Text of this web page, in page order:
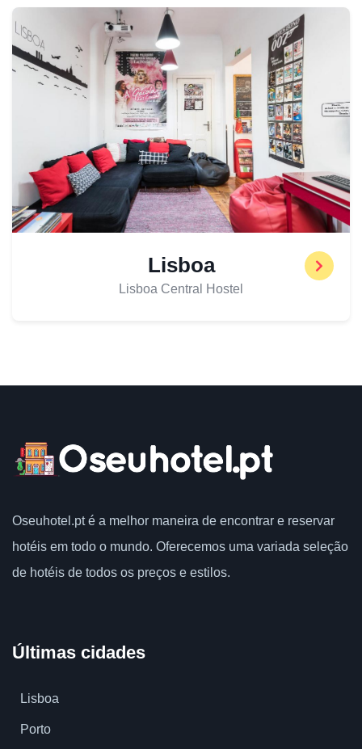
Lisboa
Lisboa Central Hostel
Oseuhotel.pt é a melhor maneira de encontrar e reservar
hotéis em todo o mundo. Oferecemos uma variada seleção
de hotéis de todos os preços e estilos.
Últimas cidades
Lisboa
Porto